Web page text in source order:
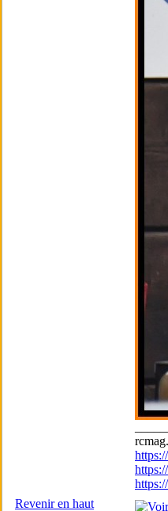
Revenir en haut